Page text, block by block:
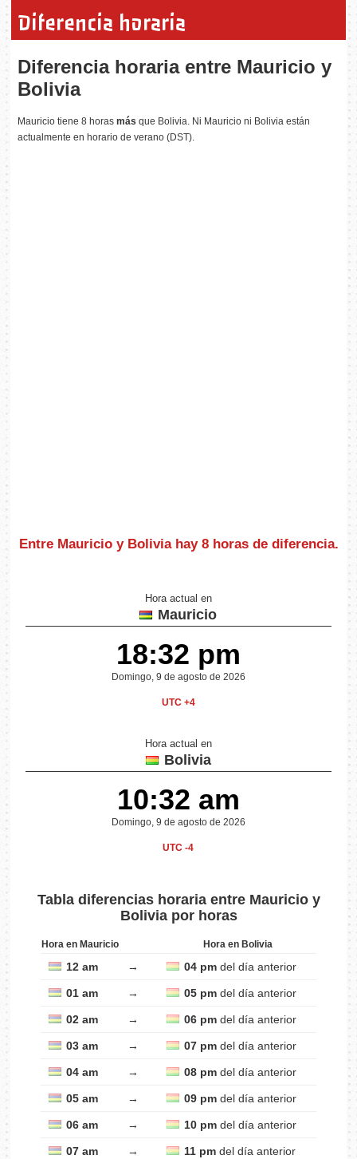
Diferencia horaria
Diferencia horaria entre Mauricio y
Bolivia
Mauricio tiene 8 horasmás que Bolivia. Ni Mauricio ni Bolivia están
actualmente en horario de verano (DST).
Entre Mauricio y Bolivia hay 8 horas de diferencia.
Hora actual en
Mauricio
18:32 pm
Domingo, 9 de agosto de 2026
UTC +4
Hora actual en
Bolivia
10:32 am
Domingo, 9 de agosto de 2026
UTC -4
Tabla diferencias horaria entre Mauricio y
Bolivia por horas
Hora en Mauricio Hora en Bolivia
12 am → 04 pm del día anterior
01 am → 05 pm del día anterior
02 am → 06 pm del día anterior
03 am → 07 pm del día anterior
04 am → 08 pm del día anterior
05 am → 09 pm del día anterior
06 am → 10 pm del día anterior
07 am → 11 pm del día anterior